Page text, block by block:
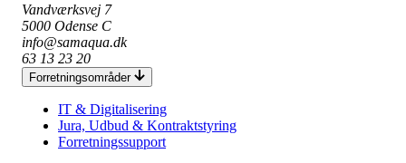
Vandværksvej 7
5000 Odense C
info@samaqua.dk
63 13 23 20
Forretningsområder
IT & Digitalisering
Jura, Udbud & Kontraktstyring
Forretningssupport